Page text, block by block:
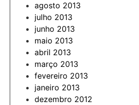
agosto 2013
julho 2013
junho 2013
maio 2013
abril 2013
março 2013
fevereiro 2013
janeiro 2013
dezembro 2012